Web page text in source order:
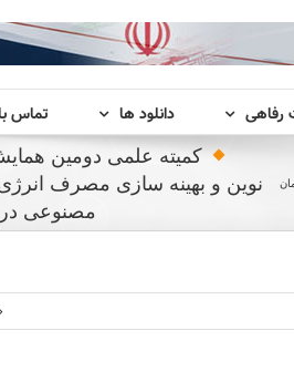
رفاهی دانلود ها تماس
کمیته علمی دومین
نوین و بهینه سازی مصرف
مصنوعی